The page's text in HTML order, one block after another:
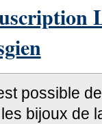
possible
bijoux de